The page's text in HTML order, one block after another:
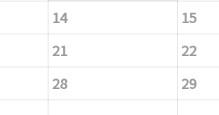
14
15
21
22
28
29